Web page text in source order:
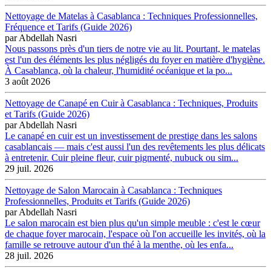
Nettoyage de Matelas à Casablanca : Techniques Professionnelles,
Fréquence et Tarifs (Guide 2026)
parAbdellah Nasri
Nous passons près d'un tiers de notre vie au lit. Pourtant, le matelas
est l'un des éléments les plus négligés du foyer en matière d'hygiène.
À Casablanca, où la chaleur, l'humidité océanique et la po...
3 août 2026
Nettoyage de Canapé en Cuir à Casablanca : Techniques, Produits
et Tarifs (Guide 2026)
parAbdellah Nasri
Le canapé en cuir est un investissement de prestige dans les salons
casablancais — mais c'est aussi l'un des revêtements les plus délicats
à entretenir. Cuir pleine fleur, cuir pigmenté, nubuck ou sim...
29 juil. 2026
Nettoyage de Salon Marocain à Casablanca : Techniques
Professionnelles, Produits et Tarifs (Guide 2026)
parAbdellah Nasri
Le salon marocain est bien plus qu'un simple meuble : c'est le cœur
de chaque foyer marocain, l'espace où l'on accueille les invités, où la
famille se retrouve autour d'un thé à la menthe, où les enfa...
28 juil. 2026